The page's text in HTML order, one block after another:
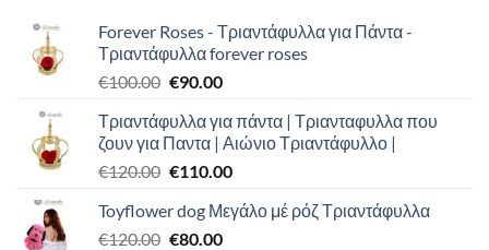
Forever Roses - Τριαντάφυλλα για Πάντα -
Τριαντάφυλλα forever roses
€100.00 Original
was:
€100.00.
€90.00Η
τιμή
είναι:
€90.00.
Τριαντάφυλλα για πάντα | Τριανταφυλλα που
ζουν για Παντα | Αιώνιο Τριαντάφυλλο |
€120.00 Original
was:
€120.00.
€110.00Η
τιμή
Toyflower dog Μεγάλο μέ ρόζ Τριαντάφυλλα
€120.00 Original
€80.00Η